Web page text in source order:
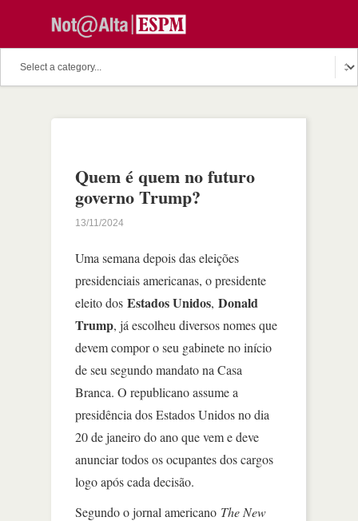
Quem é quem no futuro
governo Trump?
13/11/2024
Uma semana depois das eleições
presidenciais americanas, o presidente
eleito dos Estados Unidos, Donald
Trump, já escolheu diversos nomes que
devem compor o seu gabinete no início
de seu segundo mandato na Casa
Branca. O republicano assume a
presidência dos Estados Unidos no dia
20 de janeiro do ano que vem e deve
anunciar todos os ocupantes dos cargos
logo após cada decisão.
Segundo o jornal americano The New